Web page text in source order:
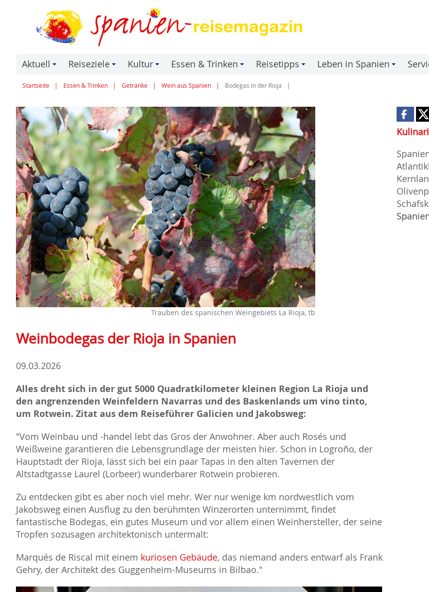
Aktuell Reiseziele Kultur Essen & Trinken Reisetipps Leben in Spanien
Startseite Essen & Trinken Getränke Wein aus Spanien Bodegas in der Rioja
Trauben des spanischen Weingebiets La Rioja, tb
Weinbodegas der Rioja in Spanien
09.03.2026
Alles dreht sich in der gut 5000 Quadratkilometer kleinen Region La Rioja und
den angrenzenden Weinfeldern Navarras und des Baskenlands um vino tinto,
um Rotwein. Zitat aus dem Reiseführer Galicien und Jakobsweg:
"Vom Weinbau und -handel lebt das Gros der Anwohner. Aber auch Rosés und
Weißweine garantieren die Lebensgrundlage der meisten hier. Schon in Logroño, der
Hauptstadt der Rioja, lässt sich bei ein paar Tapas in den alten Tavernen der
Altstadtgasse Laurel (Lorbeer) wunderbarer Rotwein probieren.
Zu entdecken gibt es aber noch viel mehr. Wer nur wenige km nordwestlich vom
Jakobsweg einen Ausflug zu den berühmten Winzerorten unternimmt, findet
fantastische Bodegas, ein gutes Museum und vor allem einen Weinhersteller, der seine
Tropfen sozusagen architektonisch untermalt:
Marqués de Riscal mit einem kuriosen Gebäude, das niemand anders entwarf als Frank
Gehry, der Architekt des Guggenheim-Museums in Bilbao."